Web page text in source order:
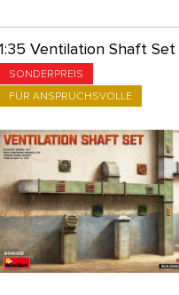
1:35 Ventilation Shaft Set
SONDERPREIS
FÜR ANSPRUCHSVOLLE